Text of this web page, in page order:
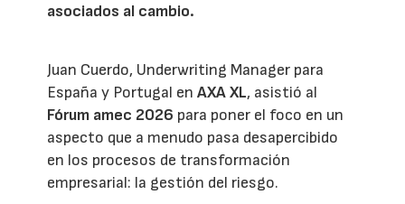
asociados al cambio.
Juan Cuerdo, Underwriting Manager para
España y Portugal enAXA XL, asistió al
Fórum amec 2026 para poner el foco en un
aspecto que a menudo pasa desapercibido
en los procesos de transformación
empresarial: la gestión del riesgo.